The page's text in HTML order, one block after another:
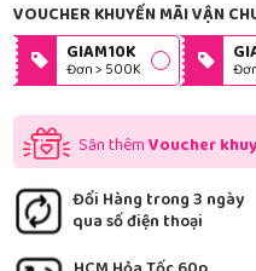
VOUCHER KHUYẾN MÃI VẬN
GIAM10K
Đơn > 500K
Săn thêmVoucher
Đổi Hàng trong 3 ngày
qua số điện thoại